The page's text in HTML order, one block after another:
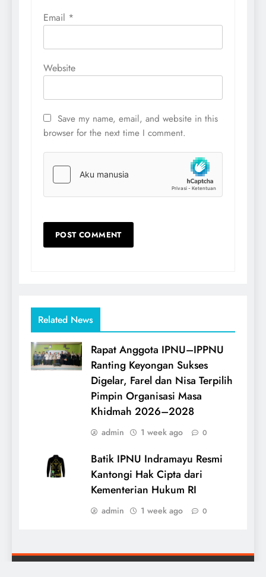
Email *
Website
Save my name, email, and website in this
browser for the next time I comment.
Related News
Rapat Anggota IPNU–IPPNU
Ranting Keyongan Sukses
Digelar, Farel dan Nisa Terpilih
Pimpin Organisasi Masa
Khidmah 2026–2028
admin 1 week ago 0
Batik IPNU Indramayu Resmi
Kantongi Hak Cipta dari
Kementerian Hukum RI
admin 1 week ago 0